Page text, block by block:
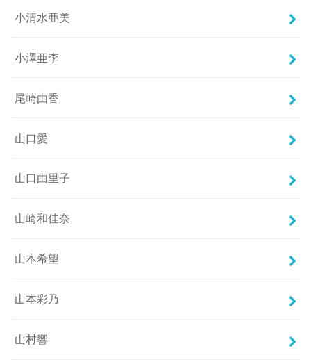
小清水亜美
小澤亜李
尾崎由香
山口愛
山口由里子
山崎和佳奈
山本希望
山本彩乃
山村響